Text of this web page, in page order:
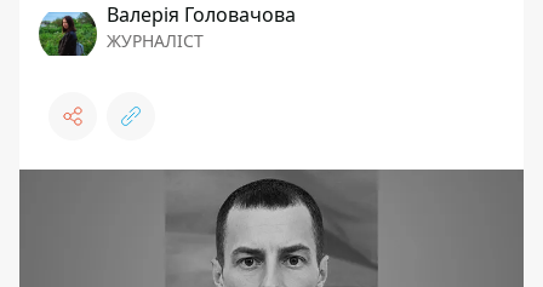
Валерія Головачова
ЖУРНАЛІСТ